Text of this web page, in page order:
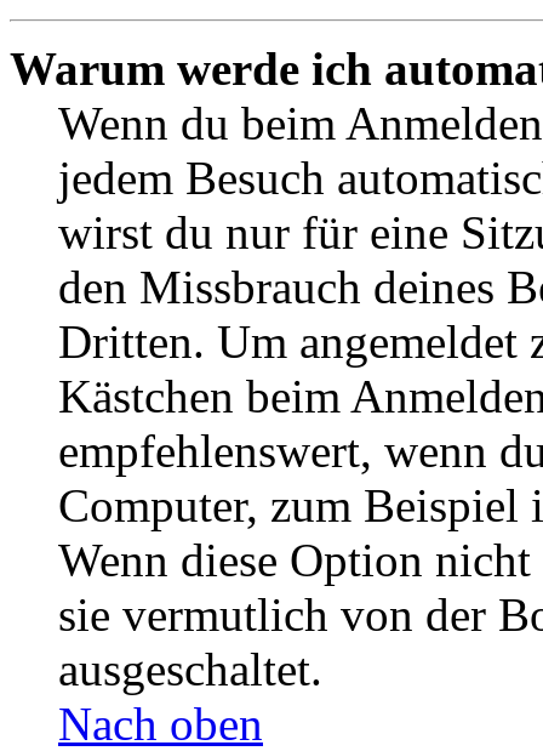
Warum werde ich
Wenn du beim
jedem Besuch
wirst du nur für eine
den Missbrauch deines
Dritten. Um angemeldet
Kästchen beim
empfehlenswert, wenn
Computer, zum Beispiel
Wenn diese Option
sie vermutlich von der
ausgeschaltet.
Nach oben